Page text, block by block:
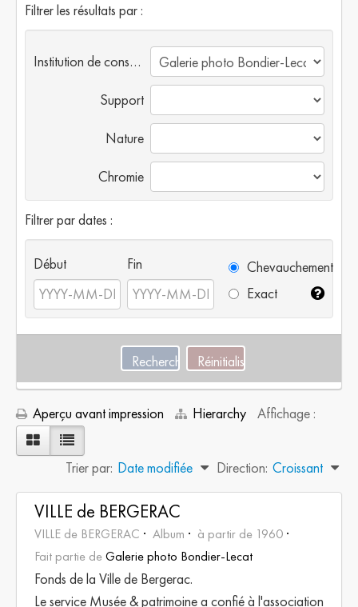
Filtrer les résultats par :
Institution de conservation
Support
Nature
Chromie
Filtrer par dates :
Début Fin
Chevauchement
Exact
Aperçu avant impression Hierarchy Affichage :
Trier par: Date modifiée Direction: Croissant
VILLE de BERGERAC
VILLE de BERGERAC Album
à partir de 1960
Fait partie deGalerie photo Bondier-Lecat
Fonds de la Ville de Bergerac.
Le service Musée & patrimoine a confié à l'association